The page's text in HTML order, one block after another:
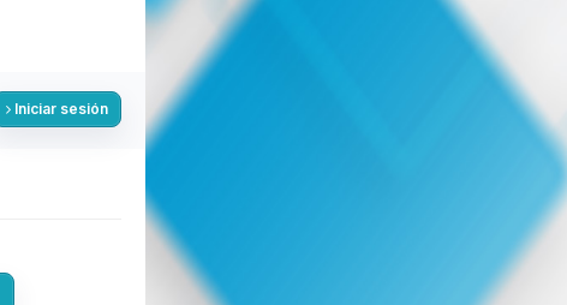
Iniciar sesión